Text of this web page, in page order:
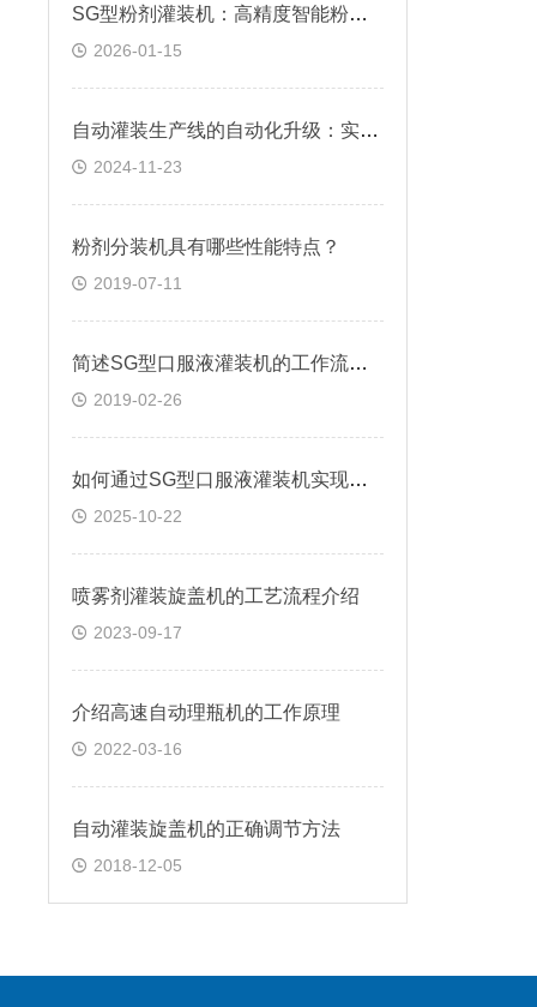
SG型粉剂灌装机：高精度智能粉体包装的核心装备
2026-01-15
自动灌装生产线的自动化升级：实现智能化生产管理
2024-11-23
粉剂分装机具有哪些性能特点？
2019-07-11
简述SG型口服液灌装机的工作流程和保养
2019-02-26
如何通过SG型口服液灌装机实现精准灌装与质量控制
2025-10-22
喷雾剂灌装旋盖机的工艺流程介绍
2023-09-17
介绍高速自动理瓶机的工作原理
2022-03-16
自动灌装旋盖机的正确调节方法
2018-12-05